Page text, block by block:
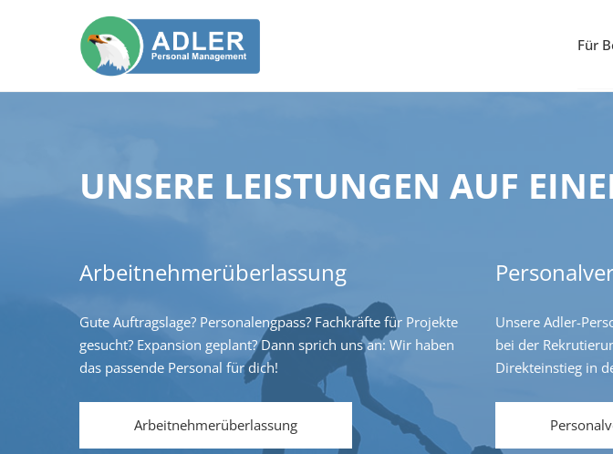
Für
UNSERE LEISTUNGEN AUF
Arbeitnehmerüberlassung
Gute Auftragslage? Personalengpass? Fachkräfte für Projekte
gesucht? Expansion geplant? Dann sprich uns an: Wir haben
das passende Personal für dich!
Arbeitnehmerüberlassung
Unsere Adler-
bei der
Direkteinstieg in